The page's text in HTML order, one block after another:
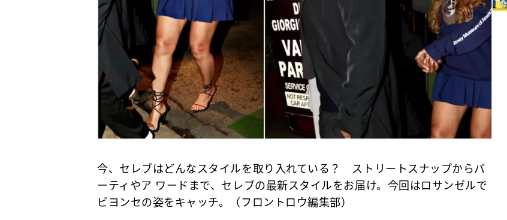
今、セレブはどんなスタイルを取り入れている？ ストリートスナップからパ
ーティやア ワードまで、セレブの最新スタイルをお届け。今回はロサンゼルで
ビヨンセの姿をキャッチ。（フロントロウ編集部）